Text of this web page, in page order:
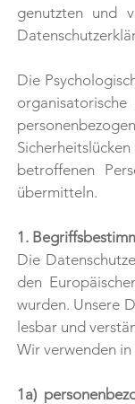
genutzten und
Die
betroffenen
übermitteln.
1.
Die
den
wurden. Unsere
lesbar und
Wir verwenden
1a)